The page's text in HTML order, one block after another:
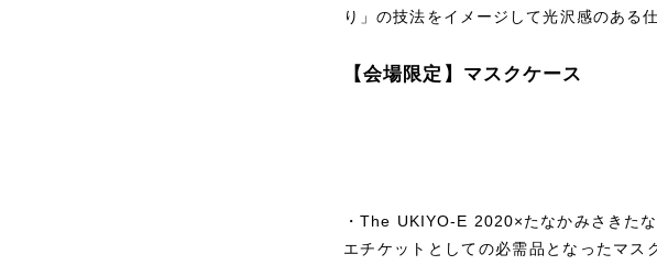
り」の技法をイメージして光沢感のある
【会場限定】マスクケース
・The UKIYO-E 2020×たなかみさきた
エチケットとしての必需品となったマス